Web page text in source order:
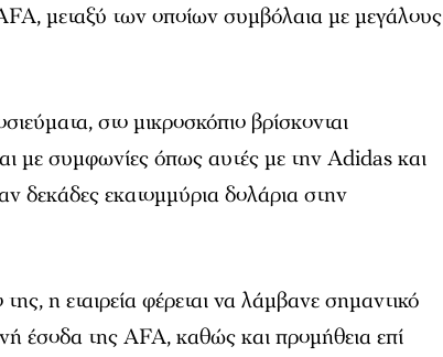
μεταξύ των οποίων συμβόλαια με μεγάλους
στο μικροσκόπιο βρίσκονται
με συμφωνίες όπως αυτές με την Adidas και
δεκάδες εκατομμύρια δολάρια στην
η εταιρεία φέρεται να λάμβανε σημαντικό
έσοδα της AFA, καθώς και προμήθεια επί